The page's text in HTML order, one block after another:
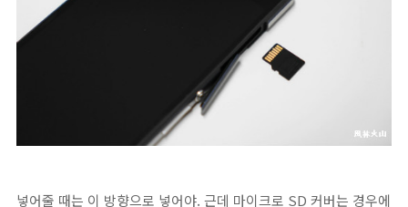
넣어줄 때는 이 방향으로 넣어야. 근데 마이크로 SD 커버는 경우에